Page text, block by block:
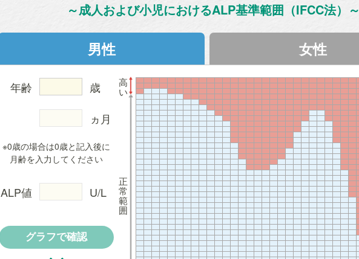
～成人および小児におけるALP基準範囲（IFCC法）～
男性 女性
年齢
歳
ヵ月
※0歳の場合は0歳と記入後に
月齢を入力してください
ALP値 U/L
グラフで確認
高
い
正
常
範
囲